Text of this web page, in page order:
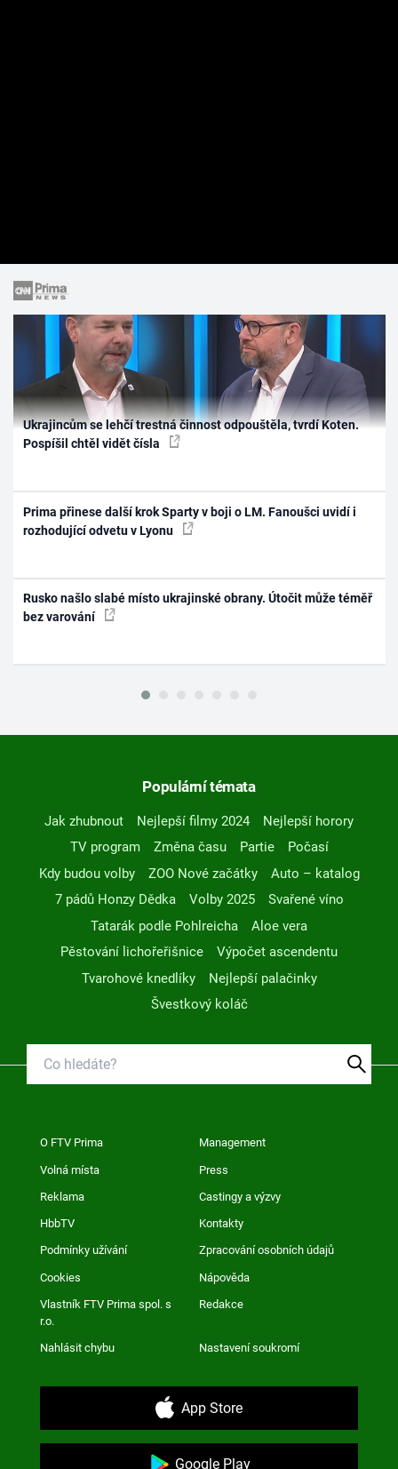
Ukrajincům se lehčí trestná činnost odpouštěla, tvrdí Koten.
Pospíšil chtěl vidět čísla
Prima přinese další krok Sparty v boji o LM. Fanoušci uvidí i
rozhodující odvetu v Lyonu
Rusko našlo slabé místo ukrajinské obrany. Útočit může téměř
bez varování
Populární témata
Jak zhubnout Nejlepší filmy 2024
Nejlepší horory
TV program
Změna času Partie
Počasí
Kdy budou volby
ZOO Nové začátky
Auto – katalog
7 pádů Honzy Dědka
Volby 2025
Svařené víno
Tatarák podle Pohlreicha
Aloe vera
Pěstování lichořeřišnice
Výpočet ascendentu
Tvarohové knedlíky
Nejlepší palačinky
Švestkový koláč
O FTV Prima Management
Volná místa Press
Reklama Castingy a výzvy
HbbTV Kontakty
Podmínky užívání Zpracování osobních údajů
Cookies Nápověda
Vlastník FTV Prima spol. s
r.o.
Redakce
Nahlásit chybu Nastavení soukromí
App Store
Google Play